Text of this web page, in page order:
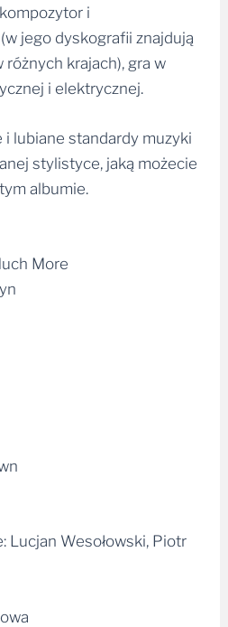
i
jego dyskografii znajdują
różnych krajach), gra w
i elektrycznej.
lubiane standardy muzyki
stylistyce, jaką możecie
albumie.
More
Lucjan Wesołowski, Piotr